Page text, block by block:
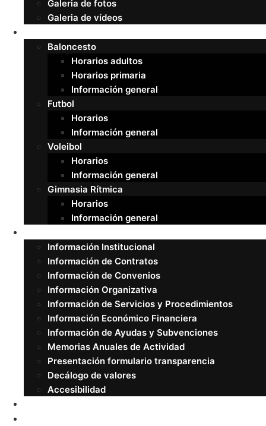
Galeria de fotos
Galeria de vídeos
Baloncesto
Horarios adultos
Horarios primaria
Información general
Futbol
Horarios
Información general
Voleibol
Horarios
Información general
Gimnasia Rítmica
Horarios
Información general
Información Institucional
Información de Contratos
Información de Convenios
Información Organizativa
Información de Servicios y Procedimientos
Información Económico Financiera
Información de Ayudas y Subvenciones
Memorias Anuales de Actividad
Presentación formulario transparencia
Decálogo de valores
Accesibilidad